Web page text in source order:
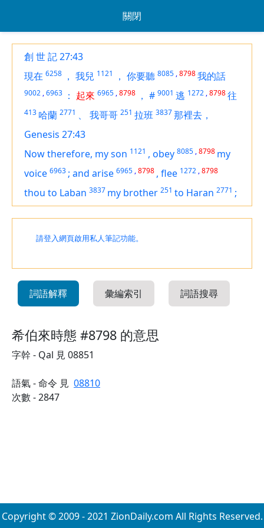
關閉
創 世 記 27:43
現在 6258 ， 我兒 1121 ， 你要聽 8085 ,8798我的話
9002 ,6963 ： 起來 6965 ,8798 ， # 9001 逃 1272 ,8798往
413 哈蘭 2771 、 我哥哥 251 拉班 3837那裡去，
Genesis 27:43
Now therefore, my son 1121 , obey 8085 ,8798 my
voice 6963 ; and arise 6965 ,8798 , flee 1272 ,8798
thou to Laban 3837 my brother 251 to Haran 2771 ;
請登入網頁啟用私人筆記功能。
詞語解釋 彙編索引 詞語搜尋
希伯來時態 #8798 的意思
字幹 - Qal 見 08851
語氣 - 命令 見 08810
次數 - 2847
Copyright © 2009 - 2021 ZionDaily.com All Rights Reserved.